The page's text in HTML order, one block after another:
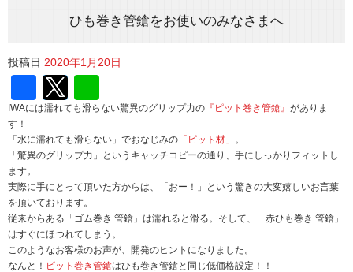
ひも巻き管鎗をお使いのみなさまへ
投稿日 2020年1月20日
Facebook
IWAには濡れても滑らない驚異のグリップ力の 『ピット巻き管鎗』 がありま
す！
「水に濡れても滑らない」でおなじみの 「ピット材」
。
「驚異のグリップ力」というキャッチコピーの通り、手にしっかりフィットし
ます。
実際に手にとって頂いた方からは、「おー！」という驚きの大変嬉しいお言葉
を頂いております。
従来からある「ゴム巻き 管鎗」は濡れると滑る。そして、「赤ひも巻き 管鎗」
はすぐにほつれてしまう。
このようなお客様のお声が、開発のヒントになりました。
なんと！ ピット巻き管鎗はひも巻き管鎗と同じ低価格設定！！